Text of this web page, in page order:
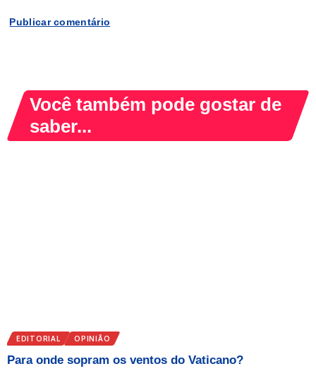
Você também pode gostar de
saber...
EDITORIAL OPINIÃO
Para onde sopram os ventos do Vaticano?